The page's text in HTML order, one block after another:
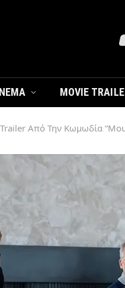
MOVIE
Trailer Από Την Κωμωδία